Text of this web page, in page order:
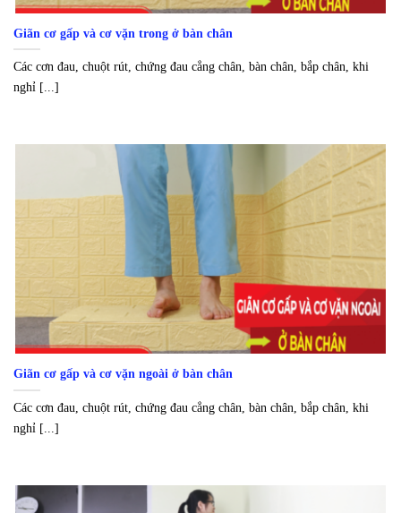
Giãn cơ gấp và cơ vặn trong ở bàn chân
Các cơn đau, chuột rút, chứng đau cẳng chân, bàn chân, bắp chân, khi
nghỉ [...]
Giãn cơ gấp và cơ vặn ngoài ở bàn chân
Các cơn đau, chuột rút, chứng đau cẳng chân, bàn chân, bắp chân, khi
nghỉ [...]